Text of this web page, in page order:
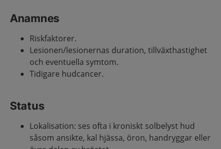
Anamnes
Riskfaktorer.
Lesionen/lesionernas duration, tillväxthastighet
och eventuella symtom.
Tidigare hudcancer.
Status
Lokalisation: ses ofta i kroniskt solbelyst hud
såsom ansikte, kal hjässa, öron, handryggar eller